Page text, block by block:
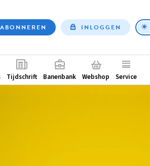
ABONNEREN INLOGGEN
Tijdschrift Banenbank Webshop Service